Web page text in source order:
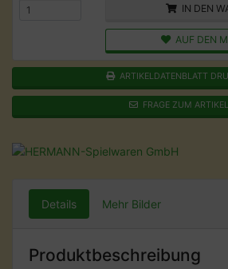
IN DEN
AUF DEN
ARTIKELDATENBLATT
FRAGE ZUM ARTIKEL
Details Mehr Bilder
Produktbeschreibung